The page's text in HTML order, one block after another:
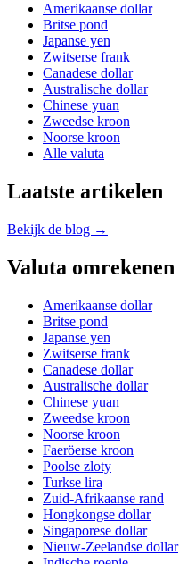
Amerikaanse dollar
Britse pond
Japanse yen
Zwitserse frank
Canadese dollar
Australische dollar
Chinese yuan
Zweedse kroon
Noorse kroon
Alle valuta
Laatste artikelen
Bekijk de blog →
Valuta omrekenen
Amerikaanse dollar
Britse pond
Japanse yen
Zwitserse frank
Canadese dollar
Australische dollar
Chinese yuan
Zweedse kroon
Noorse kroon
Faeröerse kroon
Poolse zloty
Turkse lira
Zuid-Afrikaanse rand
Hongkongse dollar
Singaporese dollar
Nieuw-Zeelandse dollar